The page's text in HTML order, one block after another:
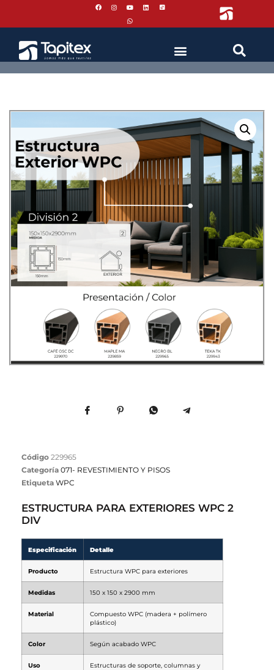
Código 229965
Categoría 071- REVESTIMIENTO Y PISOS
Etiqueta WPC
ESTRUCTURA PARA EXTERIORES WPC 2
DIV
Especificación Detalle
Producto Estructura WPC para exteriores
Medidas 150 x 150 x 2900 mm
Material
Compuesto WPC (madera + polímero
plástico)
Color Según acabado WPC
Uso
Estructuras de soporte, columnas y